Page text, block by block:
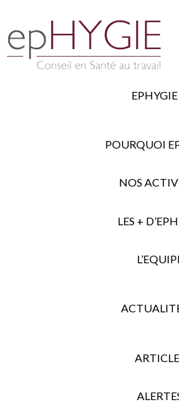
EPHYGIE
POURQUOI
NOS
LES +